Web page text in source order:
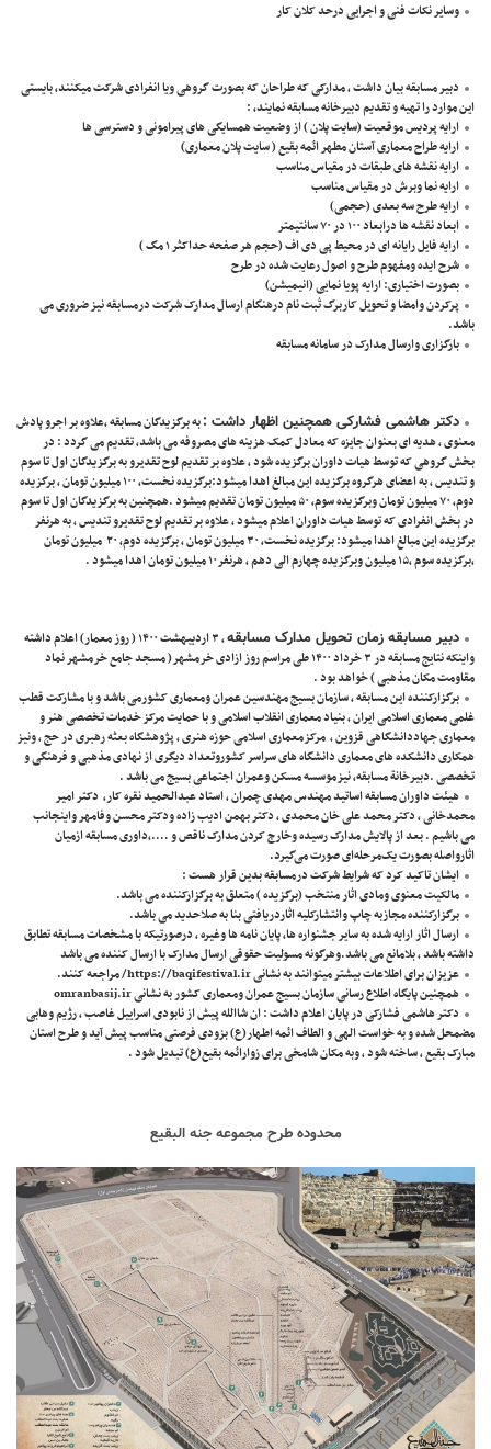
وسایر نکات فنی و اجرایی درحد کلان کار
دبیر مسابقه بیان داشت ، مدارکی که طراحان که بصورت گروهی ویا انفرادی شرکت میکنند، بایستی
این موارد را تهیه و تقدیم دبیرخانه مسابقه نمایند، :
ارایه پردیس موقعیت (سایت پلان ) از وضعیت همسایگی های پیرامونی و دسترسی ها
ارایه طراح معماری آستان مطهر ائمه بقیع ( سایت پلان معماری)
ارایه نقشه های طبقات در مقیاس مناسب
ارایه نما وبرش در مقیاس مناسب
ارایه طرح سه بعدی (حجمی)
ابعاد نقشه ها درابعاد ۱۰۰ در ۷۰ سانتیمتر
ارایه فایل رایانه ای در محیط پی دی اف (حجم هر صفحه حداکثر ۱ مگ )
شرح ایده ومفهوم طرح و اصول رعایت شده در طرح
بصورت اختیاری: ارایه پویا نمایی (انیمیشن)
پرکردن وامضا و تحویل کاربرگ ثبت نام درهنگام ارسال مدارک شرکت درمسابقه نیز ضروری می
باشد.
بارگزاری وارسال مدارک در سامانه مسابقه
دکتر هاشمی فشارکی همچنین اظهار داشت :به برگزیدگان مسابقه ،علاوه بر اجرو پادش
معنوی ، هدیه ای بعنوان جایزه که معادل کمک هزینه های مصروفه می باشد، تقدیم می گردد : در
بخش گروهی که توسط هیات داوران برگزیده شود ، علاوه بر تقدیم لوح تقدیرو به برگزیدگان اول تا سوم
و تندیس ، به اعضای هرگروه برگزیده این مبالغ اهدا میشود:برگزیده نخست، ۱۰۰ میلیون تومان ، برگزیده
دوم، ۷۰ میلیون تومان وبرگزیده سوم، ۵۰ میلیون تومان تقدیم میشود .همچنین به برگزیدگان اول تا سوم
در بخش انفرادی که توسط هیات داوران اعلام میشود ، علاوه بر تقدیم لوح تقدیرو تندیس ، به هرنفر
برگزیده این مبالغ اهدا میشود: برگزیده نخست، ۳۰ میلیون تومان ، برگزیده دوم، ۲۰ میلیون تومان
،برگزیده سوم ،۱۵ میلیون وبرگزیده چهارم الی دهم ، هرنفر۱۰ میلیون تومان اهدا میشود .
دبیر مسابقه زمان تحویل مدارک مسابقه
، ۳ اردیبهشت ۱۴۰۰ ( روز معمار) اعلام داشته
واینکه نتایج مسابقه در ۳ خرداد ۱۴۰۰ طی مراسم روز ازادی خرمشهر( مسجد جامع خرمشهر نماد
مقاومت مکان مذهبی ) خواهد بود .
برگزارکننده این مسابقه ، سازمان بسیج مهندسین عمران ومعماری کشورمی باشد و با مشارکت قطب
غلمی معماری اسلامی ایران ، بنیاد معماری انقلاب اسلامی و با حمایت مرکز خدمات تخصصی هنر و
معماری جهاددانشگاهی قزوین ، مرکزمعماری اسلامی حوزه هنری ، پژوهشگاه بعثه رهبری در حج ، ونیز
همکاری دانشکده های معماری دانشگاه های سراسر کشوروتعداد دیگری از نهادی مذهبی و فرهنگی و
تخصصی .دبیرخانة مسابقه، نیزموسسه مسکن وعمران اجتماعی بسیج می باشد .
هیئت داوران مسابقه اساتید مهندس مهدی چمران ، استاد عبدالحمید نقره کار، دکتر امیر
محمدخانی ، دکتر محمد علی خان محمدی ، دکتر بهمن ادیب زاده ودکتر محسن وفامهر واینجانب
می باشیم . بعد از پالایش مدارک رسیده وخارج کردن مدارک ناقص و ….،داوری مسابقه ازمیان
اثارواصله بصورت یک‌مرحله‌ای صورت می‌گیرد.
ایشان تاکید کرد که شرایط شرکت درمسابقه بدین قرار هست :
مالکیت معنوی ومادی اثار منتخب (برگزیده ) متعلق به برگزارکننده می باشد.
برگزارکننده مجازبه چاپ وانتشارکلیه اثاردریافتی بنا به صلاحدید می باشد.
ارسال اثار ارایه شده به سایر جشنواره ها، پایان نامه ها وغیره ، درصورتیکه با مشخصات مسابقه تطابق
داشته باشد ، بلامانع می باشد.وهرگونه مسولیت حقوقی ارسال مدارک با ارسال کننده می باشد
عزیزان برای اطلاعات بیشتر میتوانند به نشانیhttps://baqifestival.ir/ مراجعه کنند.
همچنین پایگاه اطلاع رسانی سازمان بسیج عمران ومعماری کشور به نشانیomranbasij.ir
دکتر هاشمی فشارکی در پایان اعلام داشت : ان شاالله پیش از نابودی اسراییل غاصب ، رژیم وهابی
مضمحل شده و به خواست الهی و الطاف ائمه اطهار(ع) بزودی فرصتی مناسب پیش آید و طرح استان
مبارک بقیع ، ساخته شود ، وبه مکان شامخی برای زوارائمه بقیع(ع) تبدیل شود .
محدوده طرح مجموعه جنه البقیع